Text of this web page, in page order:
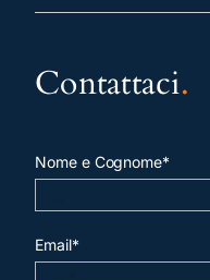
Contattaci.
Nome e Cognome*
Email*